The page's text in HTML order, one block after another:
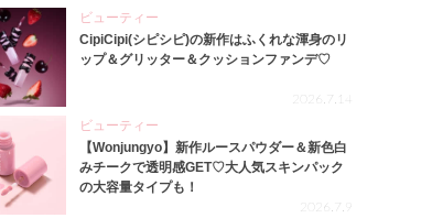
ビューティー
CipiCipi(シピシピ)の新作はふくれな渾身のリ
ップ＆グリッター＆クッションファンデ♡
2026.7.14
ビューティー
【Wonjungyo】新作ルースパウダー＆新色白
みチークで透明感GET♡大人気スキンパック
の大容量タイプも！
2026.7.9